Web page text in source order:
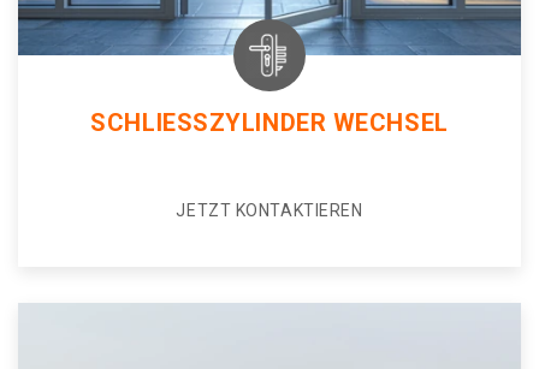
SCHLIESSZYLINDER WECHSEL
JETZT KONTAKTIEREN